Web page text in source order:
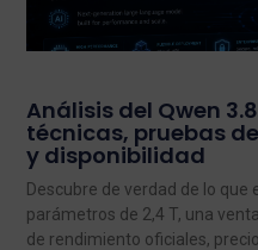
Análisis del Qwen
técnicas, pruebas
y disponibilidad
Descubre de verdad de lo que
parámetros de 2,4 T, una
de rendimiento oficiales,